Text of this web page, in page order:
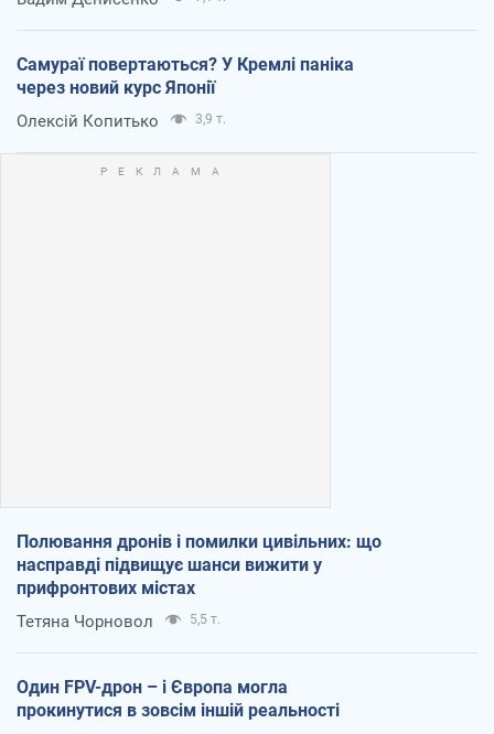
Самураї повертаються? У Кремлі паніка
через новий курс Японії
Олексій Копитько 3,9 т.
Полювання дронів і помилки цивільних: що
насправді підвищує шанси вижити у
прифронтових містах
Тетяна Чорновол 5,5 т.
Один FPV-дрон – і Європа могла
прокинутися в зовсім іншій реальності